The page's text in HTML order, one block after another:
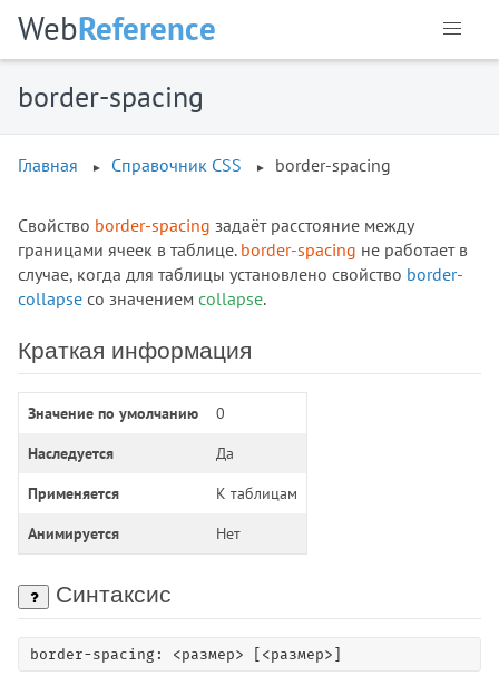
WebReference
border-spacing
Главная Справочник CSS border-spacing
Свойство border-spacing задаёт расстояние между
границами ячеек в таблице. border-spacing не работает в
случае, когда для таблицы установлено свойство border-
collapse со значением collapse.
Краткая информация
Значение по умолчанию
0
Наследуется
Да
Применяется
К таблицам
Анимируется
Нет
Синтаксис
border-spacing: <размер> [<размер>]
Справочник CSS